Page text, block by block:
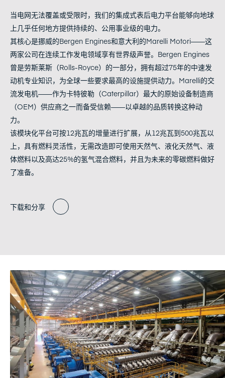
当电网无法覆盖或受限时，我们的集成式表后电力平台能够向地球
上几乎任何地方提供持续的、公用事业级的电力。
其核心是挪威的Bergen Engines和意大利的Marelli Motori——这
两家公司在连续工作发电领域享有世界级声誉。Bergen Engines
曾是劳斯莱斯（Rolls-Royce）的一部分，拥有超过75年的中速发
动机专业知识，为全球一些要求最高的设施提供动力。Marelli的交
流发电机——作为卡特彼勒（Caterpillar）最大的原始设备制造商
（OEM）供应商之一而备受信赖——以卓越的品质转换这种动
力。
该模块化平台可按12兆瓦的增量进行扩展，从12兆瓦到500兆瓦以
上，具有燃料灵活性，无需改造即可使用天然气、液化天然气、液
体燃料以及高达25%的氢气混合燃料，并且为未来的零碳燃料做好
了准备。
下载和分享